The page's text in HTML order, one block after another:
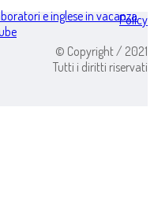
e inglese in vacanza
Policy
© Copyright / 2021
Tutti i diritti riservati